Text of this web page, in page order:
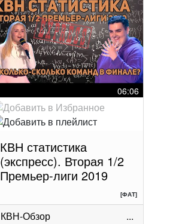
06:06
КВН статистика
(экспресс). Вторая 1/2
Премьер-лиги 2019
[ФАТ]
КВН-Обзор ...